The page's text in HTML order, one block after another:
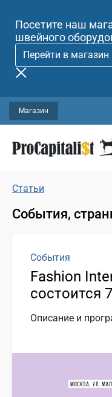
Посетите наш
швейного
Перейти в магазин
Магазин
Статьи
События,
События
Fashion
состоится
Описание и